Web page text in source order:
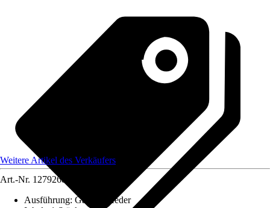
Weitere Artikel des Verkäufers
Art.-Nr. 12792689
Ausführung: Gasdruckfeder